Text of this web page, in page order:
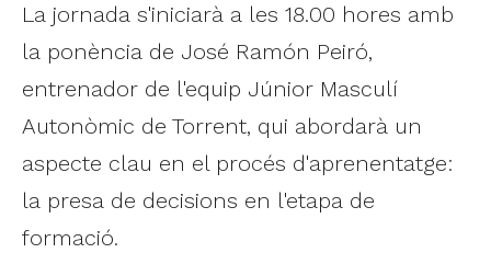
La jornada s'iniciarà a les 18.00 hores amb
la ponència de José Ramón Peiró,
entrenador de l'equip Júnior Masculí
Autonòmic de Torrent, qui abordarà un
aspecte clau en el procés d'aprenentatge:
la presa de decisions en l'etapa de
formació.